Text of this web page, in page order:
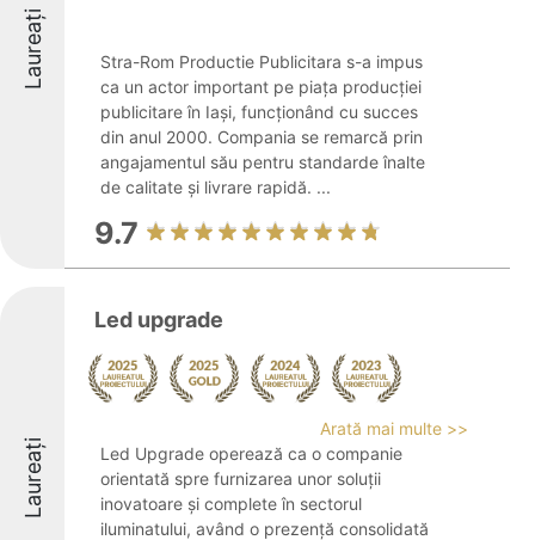
Laureați
Stra-Rom Productie Publicitara s-a impus
ca un actor important pe piața producției
publicitare în Iași, funcționând cu succes
din anul 2000. Compania se remarcă prin
angajamentul său pentru standarde înalte
de calitate și livrare rapidă. ...
9.7
Laureați
Led upgrade
Arată mai multe >>
Led Upgrade operează ca o companie
orientată spre furnizarea unor soluții
inovatoare și complete în sectorul
iluminatului, având o prezență consolidată